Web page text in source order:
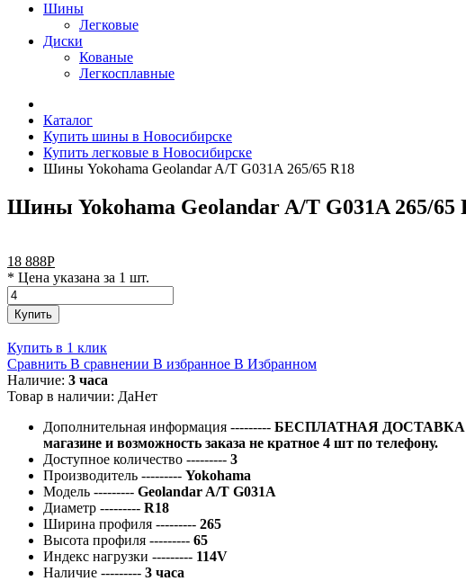
Шины
Легковые
Диски
Кованые
Легкосплавные
Каталог
Купить шины в Новосибирске
Купить легковые в Новосибирске
Шины Yokohama Geolandar A/T G031A 265/65 R18
Шины Yokohama Geolandar A/T G031A 265/65
18 888Р
* Цена указана за 1 шт.
Купить
Купить в 1 клик
Сравнить В сравнении В избранное В Избранном
Наличие: 3 часа
Товар в наличии: ДаНет
Дополнительная информация --------- БЕСПЛАТНАЯ ДОСТАВКА
магазине и возможность заказа не кратное 4 шт по телефону.
Доступное количество --------- 3
Производитель --------- Yokohama
Модель --------- Geolandar A/T G031A
Диаметр --------- R18
Ширина профиля --------- 265
Высота профиля --------- 65
Индекс нагрузки --------- 114V
Наличие --------- 3 часа